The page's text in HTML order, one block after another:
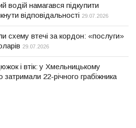
водій намагався підкупити
відповідальності 29.07.2026
схему втечі за кордон: «послуги»
29.07.2026
і втік: у Хмельницькому
затримали 22-річного грабіжника